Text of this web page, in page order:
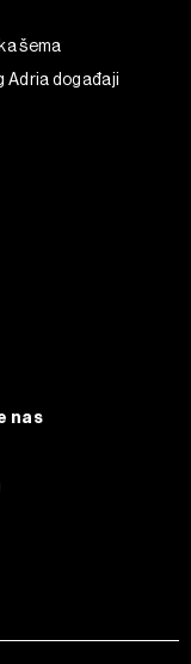
šema
Adria događaji
nas